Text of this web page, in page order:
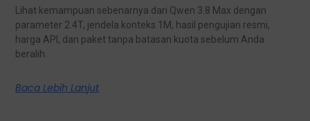
Lihat kemampuan sebenarnya dari Qwen 3.8 Max dengan
parameter 2.4T, jendela konteks 1M, hasil pengujian resmi,
harga API, dan paket tanpa batasan kuota sebelum Anda
beralih.
Baca Lebih Lanjut